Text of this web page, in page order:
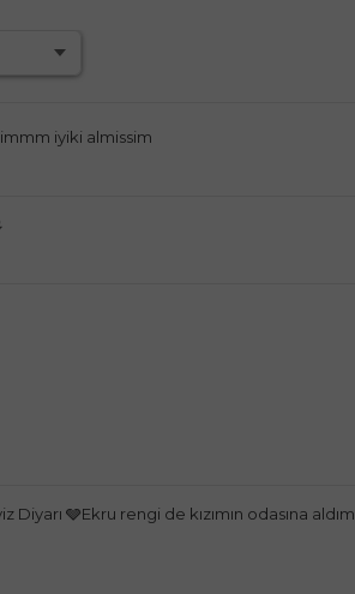
iyiki almissim
🩶Ekru rengi de kızımın odasına aldım.